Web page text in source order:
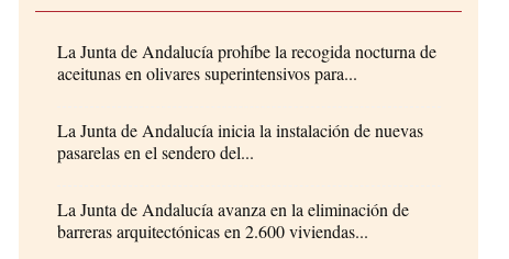
La Junta de Andalucía prohíbe la recogida nocturna de
aceitunas en olivares superintensivos para...
La Junta de Andalucía inicia la instalación de nuevas
pasarelas en el sendero del...
La Junta de Andalucía avanza en la eliminación de
barreras arquitectónicas en 2.600 viviendas...